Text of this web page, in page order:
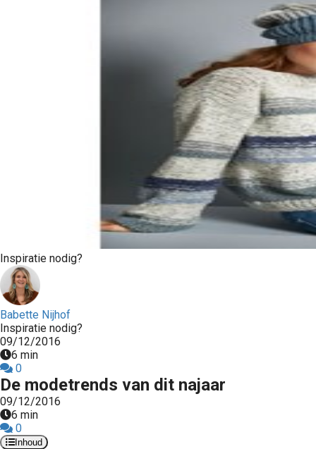
Inspiratie nodig?
Babette Nijhof
Inspiratie nodig?
09/12/2016
6 min
0
De modetrends van dit najaar
09/12/2016
6 min
0
Inhoud